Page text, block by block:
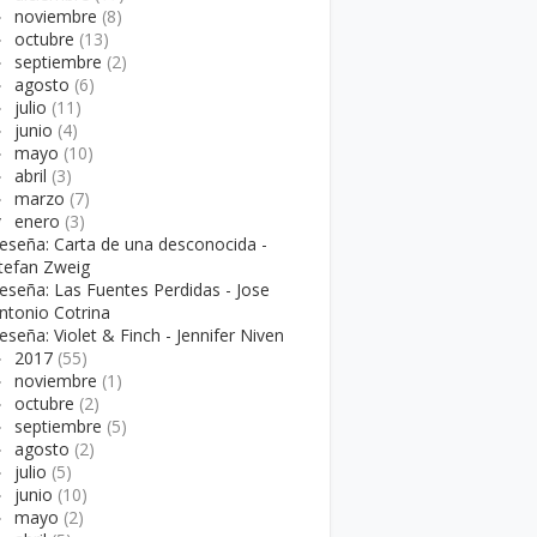
noviembre (8)
octubre (13)
septiembre (2)
agosto (6)
julio (11)
junio (4)
mayo (10)
abril (3)
marzo (7)
enero (3)
Carta de una desconocida -
Zweig
Las Fuentes Perdidas - Jose
Cotrina
Violet & Finch - Jennifer Niven
2017 (55)
noviembre (1)
octubre (2)
septiembre (5)
agosto (2)
julio (5)
junio (10)
mayo (2)